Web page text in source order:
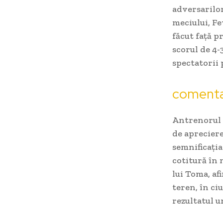
meciului,
făcut față
scorul de
spectatorii
Antrenorul
de
cotitură în
lui Toma,
teren, în
rezultatul